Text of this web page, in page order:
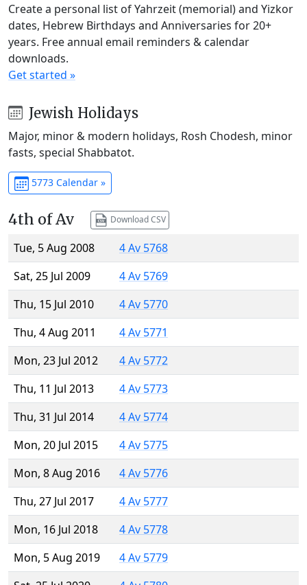
Create a personal list of Yahrzeit (memorial) and Yizkor
dates, Hebrew Birthdays and Anniversaries for 20+
years. Free annual email reminders & calendar
downloads.
Get started »
Jewish Holidays
Major, minor & modern holidays, Rosh Chodesh, minor
fasts, special Shabbatot.
5773 Calendar »
4th of Av Download CSV
Tue, 5 Aug 2008
4 Av 5768
Sat, 25 Jul 2009
4 Av 5769
Thu, 15 Jul 2010
4 Av 5770
Thu, 4 Aug 2011
4 Av 5771
Mon, 23 Jul 2012
4 Av 5772
Thu, 11 Jul 2013
4 Av 5773
Thu, 31 Jul 2014
4 Av 5774
Mon, 20 Jul 2015
4 Av 5775
Mon, 8 Aug 2016
4 Av 5776
Thu, 27 Jul 2017
4 Av 5777
Mon, 16 Jul 2018
4 Av 5778
Mon, 5 Aug 2019
4 Av 5779